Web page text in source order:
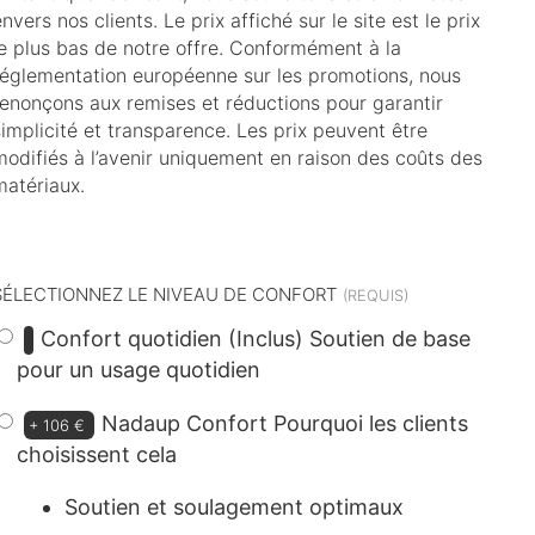
nos clients. Le prix affiché sur le site est le prix
plus bas de notre offre. Conformément à la
européenne sur les promotions, nous
aux remises et réductions pour garantir
et transparence. Les prix peuvent être
à l’avenir uniquement en raison des coûts des
LE NIVEAU DE CONFORT
Confort quotidien (Inclus) Soutien de base
pour un usage quotidien
+ 106 € Nadaup Confort Pourquoi les clients
choisissent cela
Soutien et soulagement optimaux